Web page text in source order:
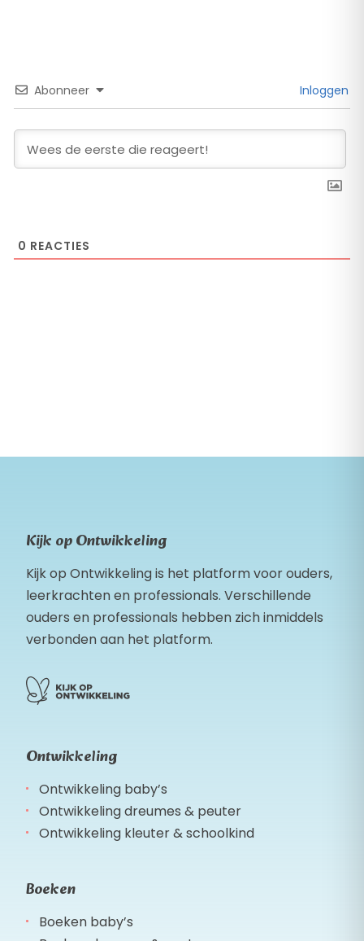
Abonneer Inloggen
0 REACTIES
Kijk op Ontwikkeling
Kijk op Ontwikkeling is het platform voor ouders,
leerkrachten en professionals. Verschillende
ouders en professionals hebben zich inmiddels
verbonden aan het platform.
Ontwikkeling
Ontwikkeling baby’s
Ontwikkeling dreumes & peuter
Ontwikkeling kleuter & schoolkind
Boeken
Boeken baby’s